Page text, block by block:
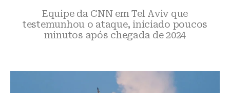
Equipe da CNN em Tel Aviv que
testemunhou o ataque, iniciado poucos
minutos após chegada de 2024